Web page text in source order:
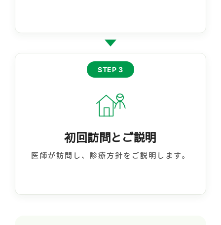
STEP 3
初回訪問とご説明
医師が訪問し、診療方針をご説明します。